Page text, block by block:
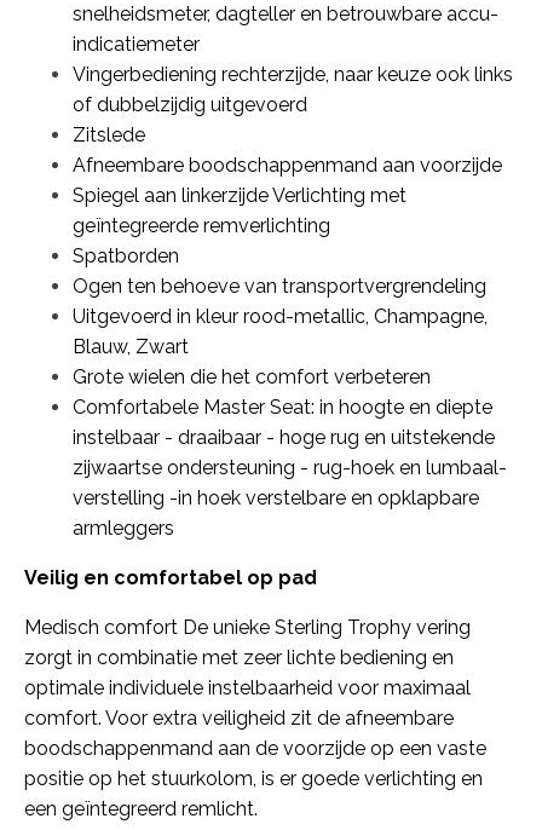
snelheidsmeter, dagteller en betrouwbare accu-
indicatiemeter
Vingerbediening rechterzijde, naar keuze ook links
of dubbelzijdig uitgevoerd
Zitslede
Afneembare boodschappenmand aan voorzijde
Spiegel aan linkerzijde Verlichting met
geïntegreerde remverlichting
Spatborden
Ogen ten behoeve van transportvergrendeling
Uitgevoerd in kleur rood-metallic, Champagne,
Blauw, Zwart
Grote wielen die het comfort verbeteren
Comfortabele Master Seat: in hoogte en diepte
instelbaar - draaibaar - hoge rug en uitstekende
zijwaartse ondersteuning - rug-hoek en lumbaal-
verstelling -in hoek verstelbare en opklapbare
armleggers
Veilig en comfortabel op pad
Medisch comfort De unieke Sterling Trophy vering
zorgt in combinatie met zeer lichte bediening en
optimale individuele instelbaarheid voor maximaal
comfort. Voor extra veiligheid zit de afneembare
boodschappenmand aan de voorzijde op een vaste
positie op het stuurkolom, is er goede verlichting en
een geïntegreerd remlicht.